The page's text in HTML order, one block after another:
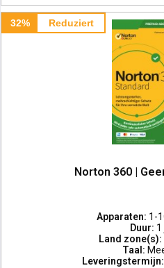
32% Reduziert
Norton 360 |
Apparaten: 1-
Duur: 1
Land zone(s):
Taal:
Leveringstermijn: